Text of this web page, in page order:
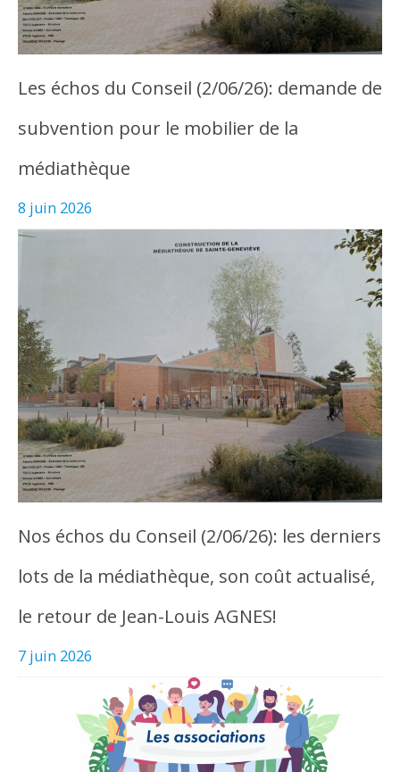
Les échos du Conseil (2/06/26): demande de
subvention pour le mobilier de la
médiathèque
8 juin 2026
Nos échos du Conseil (2/06/26): les derniers
lots de la médiathèque, son coût actualisé,
le retour de Jean-Louis AGNES!
7 juin 2026